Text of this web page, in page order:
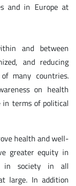
and in Europe at
and between
and reducing
many countries.
on health
in terms of political
health and well-
greater equity in
in society in all
large. In addition